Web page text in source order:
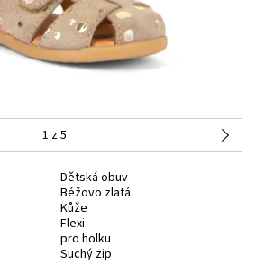
1 z 5
Dětská obuv
Béžovo zlatá
Kůže
Flexi
pro holku
Suchý zip